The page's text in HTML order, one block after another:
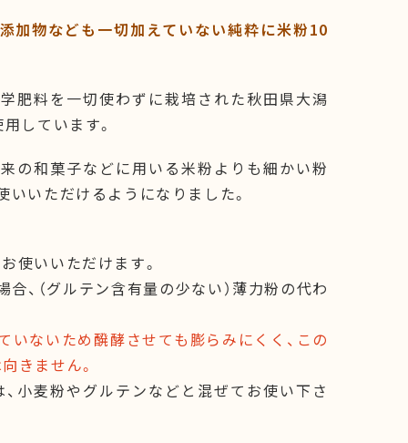
加物なども一切加えていない純粋に米粉10
肥料を一切使わずに栽培された秋田県大潟
用しています。
の和菓子などに用いる米粉よりも細かい粉
いいただけるようになりました。
使いいただけます。
、（グルテン含有量の少ない）薄力粉の代わ
いないため醗酵させても膨らみにくく、この
きません。
小麦粉やグルテンなどと混ぜてお使い下さ